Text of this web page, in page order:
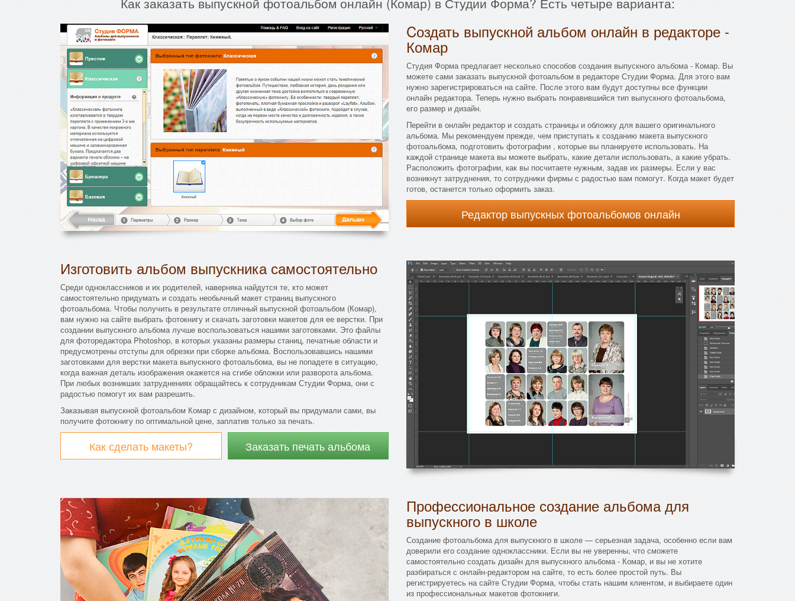
Cоздать выпускной альбом онлайн в редакторе -
Комар
Студия Форма предлагает несколько способов создания выпускного альбома - Комар. Вы
можете сами заказать выпускной фотоальбом в редакторе Студии Форма. Для этого вам
нужно зарегистрироваться на сайте. После этого вам будут доступны все функции
онлайн редактора. Теперь нужно выбрать понравившийся тип выпускного фотоальбома,
его размер и дизайн.
Перейти в онлайн редактор и создать страницы и обложку для вашего оригинального
альбома. Мы рекомендуем прежде, чем приступать к созданию макета выпускного
фотоальбома, подготовить фотографии , которые вы планируете использовать. На
каждой странице макета вы можете выбрать, какие детали использовать, а какие убрать.
Расположить фотографии, как вы посчитаете нужным, задав их размеры. Если у вас
возникнут затруднения, то сотрудники фирмы с радостью вам помогут. Когда макет будет
готов, останется только оформить заказ.
Редактор выпускных фотоальбомов онлайн
Изготовить альбом выпускника самостоятельно
Среди одноклассников и их родителей, наверняка найдутся те, кто может
самостоятельно придумать и создать необычный макет страниц выпускного
фотоальбома. Чтобы получить в результате отличный выпускной фотоальбом (Комар),
вам нужно на сайте выбрать фотокнигу и скачать заготовки макетов для ее верстки. При
создании выпускного альбома лучше воспользоваться нашими заготовками. Это файлы
для фоторедактора Photoshop, в которых указаны размеры станиц, печатные области и
предусмотрены отступы для обрезки при сборке альбома. Воспользовавшись нашими
заготовками для верстки макета выпускного фотоальбома, вы не попадете в ситуацию,
когда важная деталь изображения окажется на сгибе обложки или разворота альбома.
При любых возникших затруднениях обращайтесь к сотрудникам Студии Форма, они с
радостью помогут их вам разрешить.
Заказывая выпускной фотоальбом Комар с дизайном, который вы придумали сами, вы
получите фотокнигу по оптимальной цене, заплатив только за печать.
Как сделать макеты? Заказать печать альбома
Профессиональное создание альбома для
выпускного в школе
Создание фотоальбома для выпускного в школе — серьезная задача, особенно если вам
доверили его создание одноклассники. Если вы не уверенны, что сможете
самостоятельно создать дизайн для выпускного альбома - Комар, и вы не хотите
разбираться с онлайн-редактором на сайте, то есть более простой путь. Вы
регистрируетесь на сайте Студии Форма, чтобы стать нашим клиентом, и выбираете один
из профессиональных макетов фотокниги.